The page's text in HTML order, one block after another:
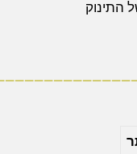
התינוק